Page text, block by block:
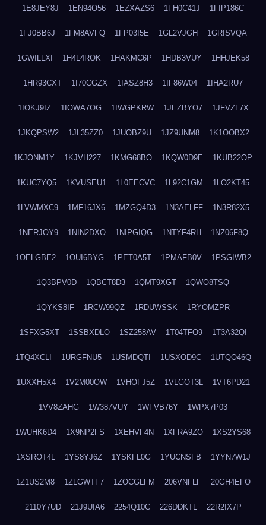
1E8JEY8J 1EN94O56 1EZXAZS6 1FH0C41J 1FIP186C
1FJ0BB6J 1FM8AVFQ 1FP03I5E 1GL2VJGH 1GRISVQA
1GWILLXI 1H4L4ROK 1HAKMC6P 1HDB3VUY 1HHJEK58
1HR93CXT 1I70CGZX 1IASZ8H3 1IF86W04 1IHA2RU7
1IOKJ9IZ 1IOWA7OG 1IWGPKRW 1JEZBYO7 1JFVZL7X
1JKQPSW2 1JL35ZZ0 1JUOBZ9U 1JZ9UNM8 1K1OOBX2
1KJONM1Y 1KJVH227 1KMG68BO 1KQW0D9E 1KUB22OP
1KUC7YQ5 1KVUSEU1 1L0EECVC 1L92C1GM 1LO2KT45
1LVWMXC9 1MF16JX6 1MZGQ4D3 1N3AELFF 1N3R82X5
1NERJOY9 1NIN2DXO 1NIPGIQG 1NTYF4RH 1NZ06F8Q
1OELGBE2 1OUI6BYG 1PET0A5T 1PMAFB0V 1PSGIWB2
1Q3BPV0D 1QBCT8D3 1QMT9XGT 1QWO8TSQ
1QYKS8IF 1RCW99QZ 1RDUWSSK 1RYOMZPR
1SFXG5XT 1SSBXDLO 1SZ258AV 1T04TFO9 1T3A32QI
1TQ4XCLI 1URGFNU5 1USMDQTI 1USXOD9C 1UTQO46Q
1UXXH5X4 1V2M00OW 1VHOFJ5Z 1VLGOT3L 1VT6PD21
1VV8ZAHG 1W387VUY 1WFVB76Y 1WPX7P03
1WUHK6D4 1X9NP2FS 1XEHVF4N 1XFRA9ZO 1XS2YS68
1XSROT4L 1YS8YJ6Z 1YSKFL0G 1YUCNSFB 1YYN7W1J
1Z1US2M8 1ZLGWTF7 1ZOCGLFM 206VNFLF 20GH4EFO
2110Y7UD 21J9UIA6 2254Q10C 226DDKTL 22R2IX7P